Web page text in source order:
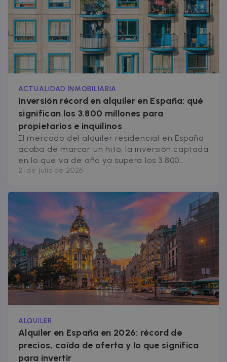
ACTUALIDAD INMOBILIARIA
Inversión récord en alquiler en España: qué
significan los 3.800 millones para
propietarios e inquilinos
El mercado del alquiler residencial en España
acaba de marcar un hito: la inversión captada
en lo que va de año ya supera los 3.800
millones de euros, una cifra histórica y un 36%
importante de ese dinero, 1.600 millones en
año y medio, viene de [&hellip;]
21 de julio de 2026
ALQUILER
Alquiler en España en 2026: récord de
precios, caída de oferta y lo que significa
para invertir